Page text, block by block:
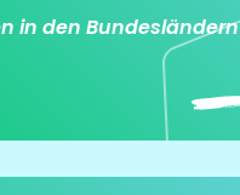
in den Bundesländern